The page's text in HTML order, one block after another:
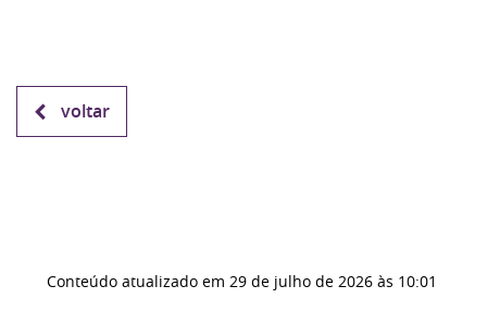
voltar
Conteúdo atualizado em 29 de julho de 2026 às 10:01